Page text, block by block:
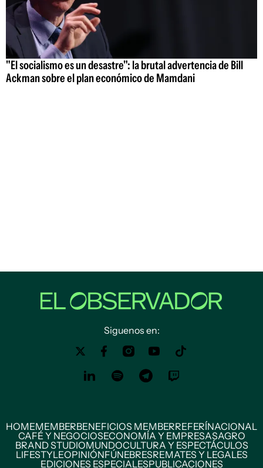
"El socialismo es un desastre": la brutal advertencia de Bill
Ackman sobre el plan económico de Mamdani
Siguenos en:
HOMEMEMBERBENEFICIOS MEMBERREFERÍNACIONAL
CAFÉ Y NEGOCIOSECONOMÍA Y EMPRESASAGRO
BRAND STUDIOMUNDOCULTURA Y ESPECTÁCULOS
LIFESTYLEOPINIÓNFÚNEBRESREMATES Y LEGALES
EDICIONES ESPECIALESPUBLICACIONES